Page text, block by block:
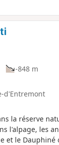
parcours
falaises
interdit. Terrain
-848 m
d'Entremont
la réserve
l'alpage, les
et le Dauphiné